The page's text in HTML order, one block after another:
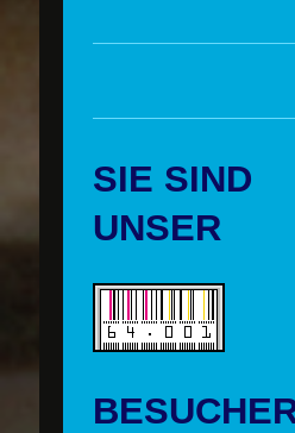
SIE SIND
UNSER